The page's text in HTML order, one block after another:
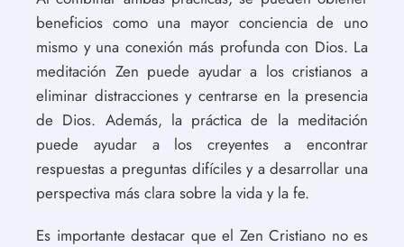
beneficios como una mayor conciencia de uno
mismo y una conexión más profunda con Dios. La
meditación Zen puede ayudar a los cristianos a
eliminar distracciones y centrarse en la presencia
de Dios. Además, la práctica de la meditación
puede ayudar a los creyentes a encontrar
respuestas a preguntas difíciles y a desarrollar una
perspectiva más clara sobre la vida y la fe.
Es importante destacar que el Zen Cristiano no es